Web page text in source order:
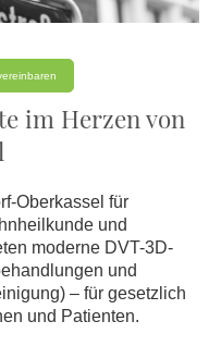
im Herzen von
Oberkassel für
und
moderne DVT-3D-
und
– für gesetzlich
und Patienten.